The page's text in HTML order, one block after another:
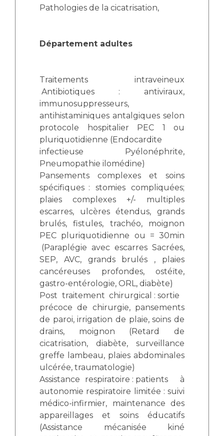
Pathologies de la cicatrisation,
Département adultes
Traitements intraveineux
Antibiotiques : antiviraux,
immunosuppresseurs,
antihistaminiques antalgiques selon
protocole hospitalier PEC 1 ou
pluriquotidienne (Endocardite
infectieuse Pyélonéphrite,
Pneumopathie ilomédine)
Pansements complexes et soins
spécifiques :
stomies compliquées;
plaies complexes +/- multiples
escarres, ulcères étendus, grands
brulés, fistules, trachéo, moignon
PEC pluriquotidienne ou = 30min
(Paraplégie avec escarres Sacrées,
SEP, AVC, grands brulés , plaies
cancéreuses profondes, ostéïte,
gastro-entérologie, ORL, diabète)
Post traitement chirurgical : sortie
précoce de chirurgie, pansements
de paroi, irrigation de plaie, soins de
drains, moignon (Retard de
cicatrisation, diabète, surveillance
greffe lambeau, plaies abdominales
ulcérée, traumatologie)
Assistance respiratoire : patients à
autonomie respiratoire limitée : suivi
médico-infirmier, maintenance des
appareillages et soins éducatifs
(Assistance mécanisée kiné